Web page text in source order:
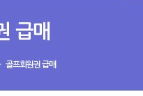
급매
골프회원권 급매